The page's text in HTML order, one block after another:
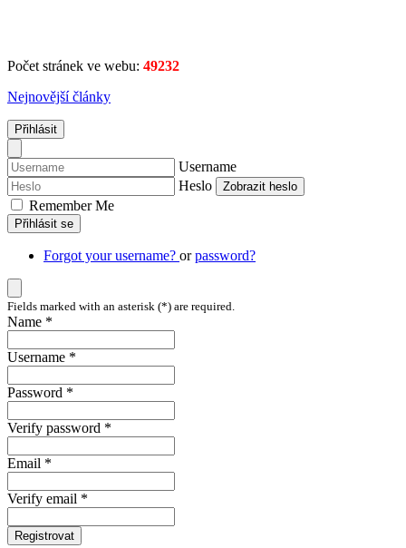
Počet stránek ve webu: 49232
Nejnovější články
Přihlásit
Username
Heslo
Zobrazit heslo
Remember Me
Přihlásit se
Forgot your username? orpassword?
Fields marked with an asterisk (*) are required.
Name *
Username *
Password *
Verify password *
Email *
Verify email *
Registrovat